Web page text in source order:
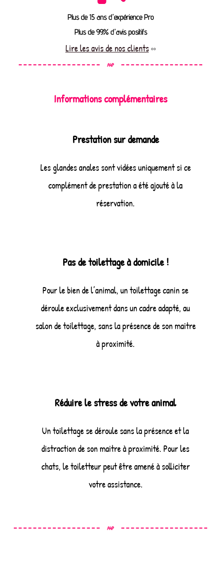
Plus de 15 ans d'expérience Pro
Plus de 99% d'avis positifs
Lire les avis de nos clients
A4P
Informations complémentaires
Prestation sur demande
Les glandes anales sont vidées uniquement si ce
complément de prestation a été ajouté à la
réservation.
Pas de toilettage à domicile !
Pour le bien de l’animal, un toilettage canin se
déroule exclusivement dans un cadre adapté, au
salon de toilettage, sans la présence de son maitre
à proximité.
Réduire le stress de votre animal
Un toilettage se déroule sans la présence et la
distraction de son maitre à proximité. Pour les
chats, le toiletteur peut être amené à solliciter
votre assistance.
A4P